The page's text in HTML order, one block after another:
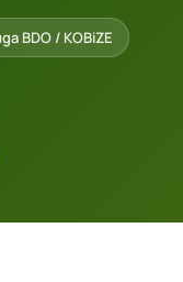
BDO / KOBiZE